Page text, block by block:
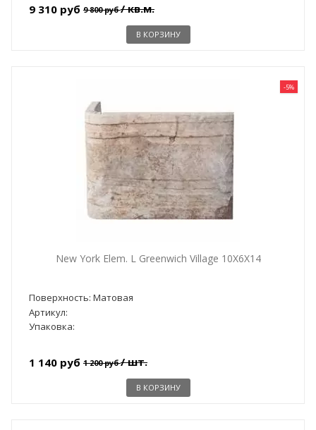
9 310 руб 9 800 руб/ кв.м.
В КОРЗИНУ
-5%
New York Elem. L Greenwich Village 10X6X14
Поверхность: Матовая
Артикул:
Упаковка:
1 140 руб 1 200 руб/ шт.
В КОРЗИНУ